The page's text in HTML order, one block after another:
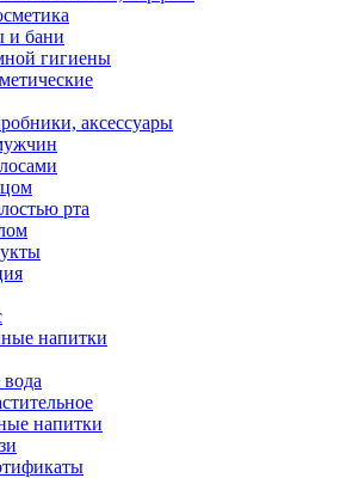
и бани
гигиены
аксессуары
рта
напитки
вода
напитки